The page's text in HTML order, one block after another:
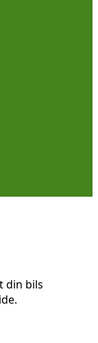
din bils